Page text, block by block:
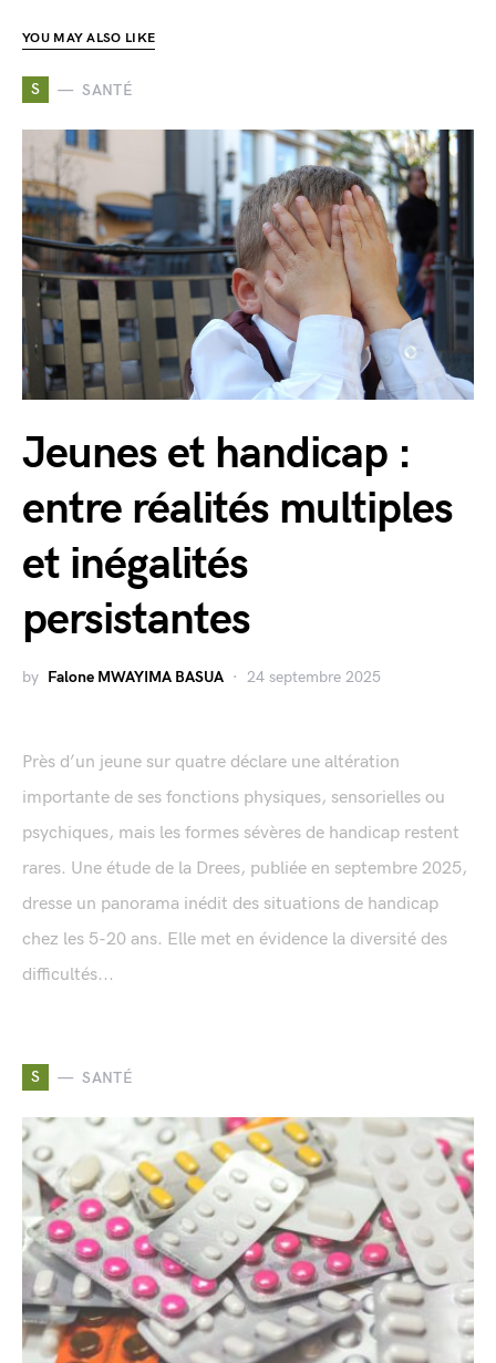
YOU MAY ALSO LIKE
S SANTÉ
Jeunes et handicap :
entre réalités multiples
et inégalités
persistantes
by Falone MWAYIMA BASUA 24 septembre 2025
Près d’un jeune sur quatre déclare une altération
importante de ses fonctions physiques, sensorielles ou
psychiques, mais les formes sévères de handicap restent
rares. Une étude de la Drees, publiée en septembre 2025,
dresse un panorama inédit des situations de handicap
chez les 5-20 ans. Elle met en évidence la diversité des
difficultés...
S SANTÉ